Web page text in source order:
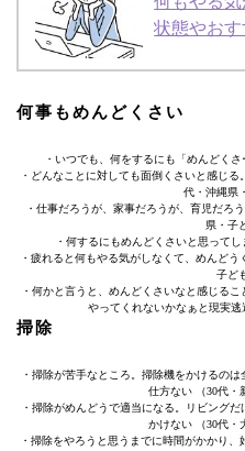
状態やお
何事もめんどくさい
・いつでも、何をするにも「めんどく
・どんなことに対しても面倒くさいと感じ
代・沖縄県
・仕事だろうが、家事だろうが、育児だろ
県・子
・何するにもめんどくさいと思って
・疲れると何もやる気がしなくて、めんど
子ど
・何かと言うと、めんどくさいなと感じる
やってくれないかなぁと現実逃
掃除
・掃除が苦手なところ。掃除機をかけるの
仕方ない （30代・
・掃除がめんどうで適当になる。リビング
かけない （30代・
・掃除をやろうと思うまでに時間がかかり